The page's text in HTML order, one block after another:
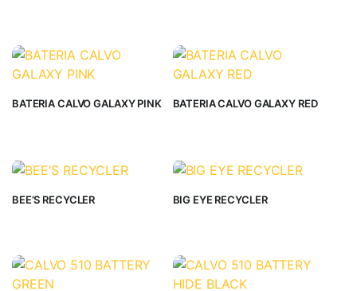
BATERIA CALVO GALAXY PINK BATERIA CALVO GALAXY RED
BEE’S RECYCLER BIG EYE RECYCLER